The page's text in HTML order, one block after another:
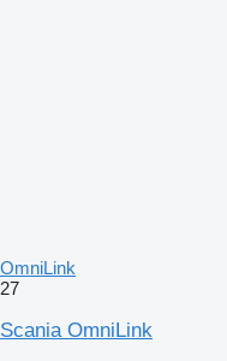
OmniLink
27
Scania OmniLink